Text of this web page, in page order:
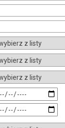
miesiąc myślnik
miesiąc myślnik